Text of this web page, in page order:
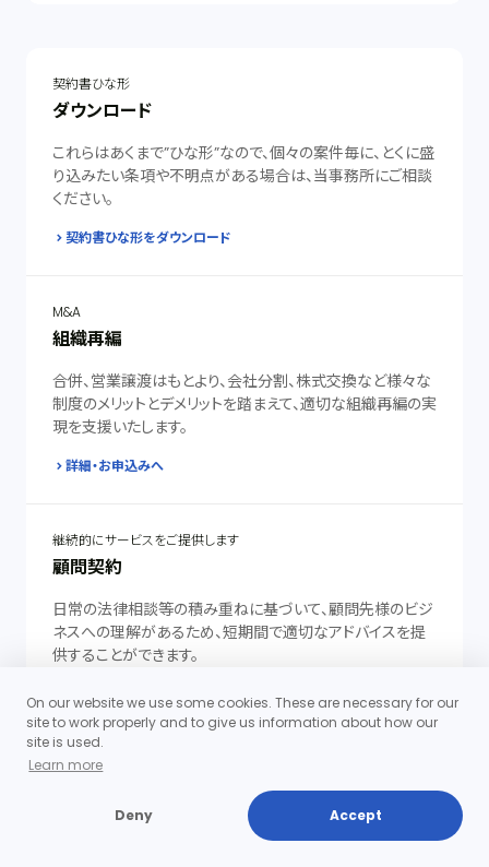
契約書ひな形
ダウンロード
これらはあくまで”ひな形”なので、個々の案件毎に、とくに盛
り込みたい条項や不明点がある場合は、当事務所にご相談
ください。
契約書ひな形をダウンロード
M&A
組織再編
合併、営業譲渡はもとより、会社分割、株式交換など様々な
制度のメリットとデメリットを踏まえて、適切な組織再編の実
現を支援いたします。
詳細・お申込みへ
継続的にサービスをご提供します
顧問契約
日常の法律相談等の積み重ねに基づいて、顧問先様のビジ
ネスへの理解があるため、短期間で適切なアドバイスを提
供することができます。
詳細・お申込みへ
On our website we use some cookies. These are necessary for our
site to work properly and to give us information about how our
site is used.
Learn more
Deny Accept